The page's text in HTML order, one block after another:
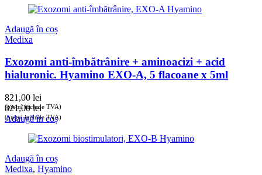
Adaugă în coș
Medixa
Exozomi anti-îmbătrânire + aminoacizi + acid
hialuronic. Hyamino EXO-A, 5 flacoane x 5ml
821,00 lei
(prețul include TVA)
821,00lei
(prețul include TVA)
Adaugă în coș
Adaugă în coș
Medixa, Hyamino